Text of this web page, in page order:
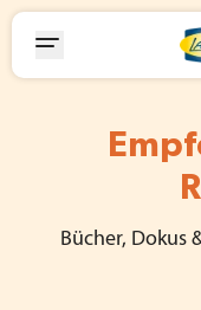
Zum
Inhalt
Bücher, Dokus